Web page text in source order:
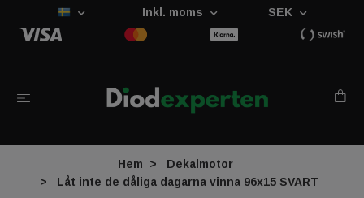
Inkl. moms SEK
Hem
Dekalmotor
Låt inte de dåliga dagarna vinna 96x15 SVART